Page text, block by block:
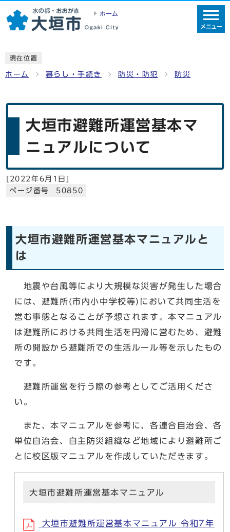
ホーム
メニュー
現在位置
ホーム 暮らし・手続き 防災・防犯 防災
大垣市避難所運営基本マ
ニュアルについて
[ 2022年6月1日]
ページ番号 50850
大垣市避難所運営基本マニュアルと
は
地震や台風等により大規模な災害が発生した場合
には、避難所(市内小中学校等)において共同生活を
営む事態となることが予想されます。本マニュアル
は避難所における共同生活を円滑に営むため、避難
所の開設から避難所での生活ルール等を示したもの
です。
避難所運営を行う際の参考としてご活用くださ
い。
また、本マニュアルを参考に、各連合自治会、各
単位自治会、自主防災組織など地域により避難所ご
とに校区版マニュアルを作成していただきます。
大垣市避難所運営基本マニュアル
大垣市避難所運営基本マニュアル 令和7年